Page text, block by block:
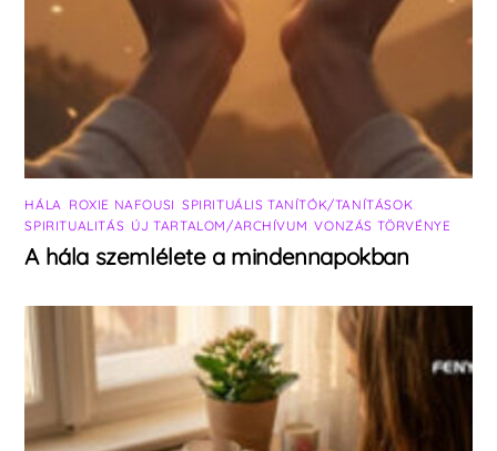
HÁLA ROXIE NAFOUSI SPIRITUÁLIS TANÍTÓK/TANÍTÁSOK
SPIRITUALITÁS ÚJ TARTALOM/ARCHÍVUM ,VONZÁS TÖRVÉNYE
A hála szemlélete a mindennapokban